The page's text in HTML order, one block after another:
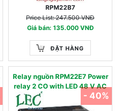
RPM22B7
Price List: 247.500 VNĐ
Giá bán: 135.000 VNĐ
ĐẶT HÀNG
Relay nguồn RPM22E7 Power
relay 2 CO with LED 48 V AC
- 40%